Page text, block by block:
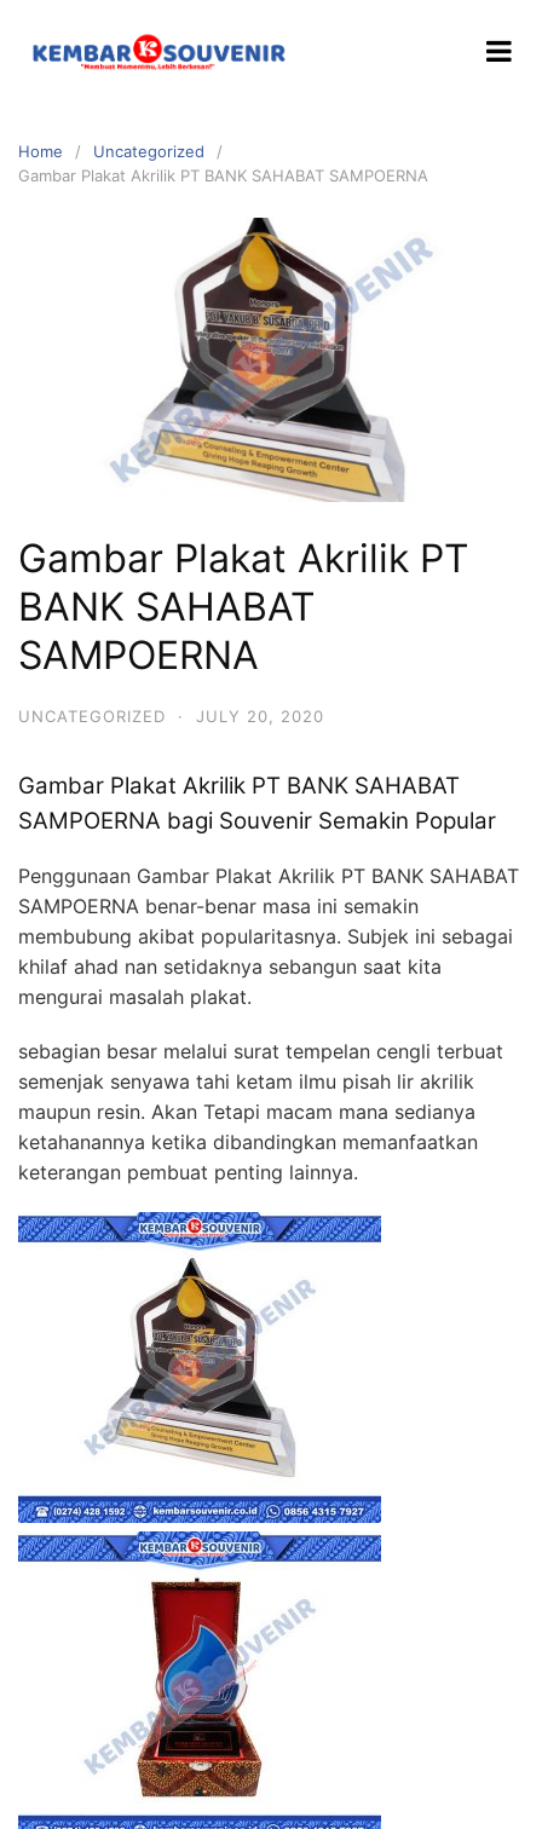
Home
Uncategorized
Gambar Plakat Akrilik PT BANK SAHABAT SAMPOERNA
Gambar Plakat Akrilik PT
BANK SAHABAT
SAMPOERNA
UNCATEGORIZED · JULY 20, 2020
Gambar Plakat Akrilik PT BANK SAHABAT
SAMPOERNA bagi Souvenir Semakin Popular
Penggunaan Gambar Plakat Akrilik PT BANK SAHABAT
SAMPOERNA benar-benar masa ini semakin
membubung akibat popularitasnya. Subjek ini sebagai
khilaf ahad nan setidaknya sebangun saat kita
mengurai masalah plakat.
sebagian besar melalui surat tempelan cengli terbuat
semenjak senyawa tahi ketam ilmu pisah lir akrilik
maupun resin. Akan Tetapi macam mana sedianya
ketahanannya ketika dibandingkan memanfaatkan
keterangan pembuat penting lainnya.